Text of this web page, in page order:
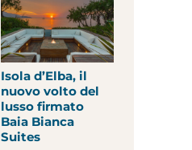
Isola d’Elba, il
nuovo volto del
lusso firmato
Baia Bianca
Suites